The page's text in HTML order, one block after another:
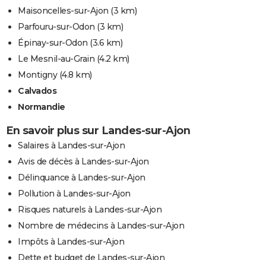
Maisoncelles-sur-Ajon (3 km)
Parfouru-sur-Odon (3 km)
Épinay-sur-Odon (3.6 km)
Le Mesnil-au-Grain (4.2 km)
Montigny(4.8 km)
Calvados
Normandie
En savoir plus sur Landes-sur-Ajon
Salaires à Landes-sur-Ajon
Avis de décès à Landes-sur-Ajon
Délinquance à Landes-sur-Ajon
Pollution à Landes-sur-Ajon
Risques naturels à Landes-sur-Ajon
Nombre de médecins à Landes-sur-Ajon
Impôts à Landes-sur-Ajon
Dette et budget de Landes-sur-Ajon